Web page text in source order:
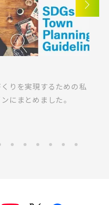
りを実現するための私
にまとめました。